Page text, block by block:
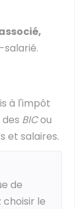
à l'impôt
BICou
et salaires.
de
choisir le